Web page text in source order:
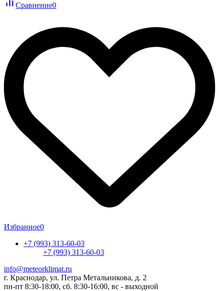
Сравнение0
Избранное0
+7 (993) 313-60-03
+7 (993) 313-60-03
info@meteorklimat.ru
г. Краснодар, ул. Петра Метальникова, д. 2
пн-пт 8:30-18:00, сб. 8:30-16:00, вс - выходной